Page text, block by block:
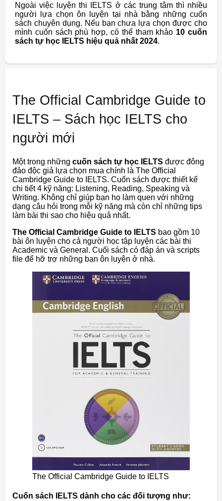
Ngoài việc luyện thi IELTS ở các trung tâm thì nhiều
người lựa chọn ôn luyện tại nhà bằng những cuốn
sách chuyên dụng. Nếu bạn chưa lựa chọn được cho
mình cuốn sách phù hợp, có thể tham khảo 10 cuốn
sách tự học IELTS hiệu quả nhất 2024.
The Official Cambridge Guide to
IELTS – Sách học IELTS cho
người mới
Một trong những cuốn sách tự học IELTS được đông
đảo độc giả lựa chọn mua chính là The Official
Cambridge Guide to IELTS. Cuốn sách được thiết kế
chi tiết 4 kỹ năng: Listening, Reading, Speaking và
Writing. Không chỉ giúp bạn họ làm quen với những
dạng câu hỏi trong mỗi kỹ năng mà còn chỉ những tips
làm bài thi sao cho hiệu quả nhất.
The Official Cambridge Guide to IELTS bao gồm 10
bài ôn luyện cho cả người học tập luyện các bài thi
Academic và General. Cuối sách có đáp án và scripts
file để hỡ trợ những bạn ôn luyện ở nhà.
The Official Cambridge Guide to IELTS
Cuốn sách IELTS dành cho các đối tượng như: